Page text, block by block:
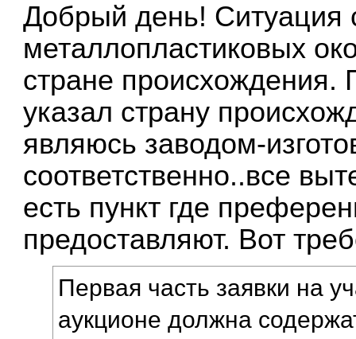
Добрый день! Ситуация
металлопластиковых
стране происхождения.
указал страну
являюсь заводом-
соответственно..все
есть пункт где
предоставляют. Вот
Первая часть заявки на
аукционе должна